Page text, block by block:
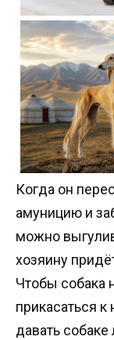
Когда он
амуницию и
можно
хозяину
Чтобы собака
прикасаться
давать